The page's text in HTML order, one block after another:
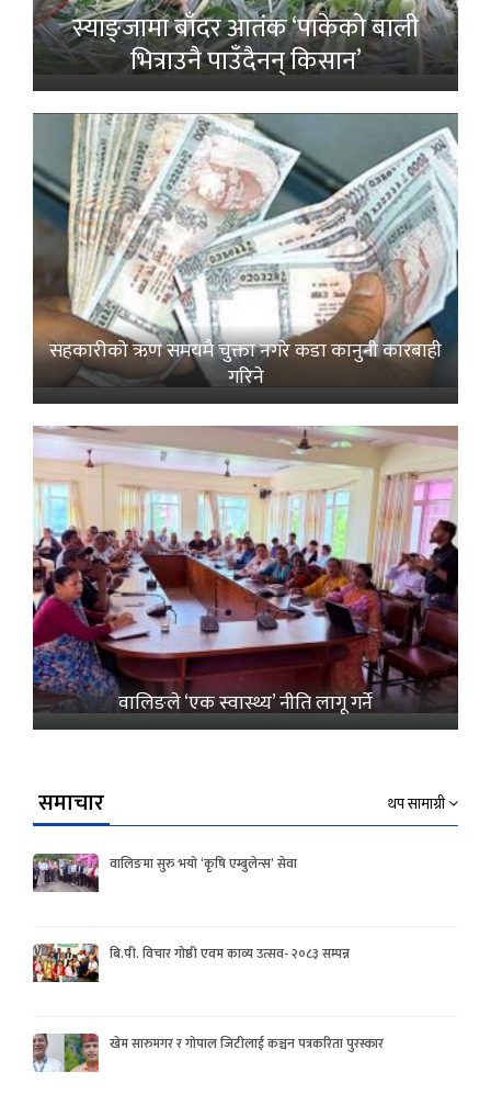
स्याङ्जामा बाँदर आतंक ‘पाकेको बाली
भित्राउनै पाउँदैनन् किसान’
सहकारीको ऋण समयमै चुक्ता नगरे कडा कानुनी कारबाही
गरिने
वालिङले ‘एक स्वास्थ्य’ नीति लागू गर्ने
समाचार थप सामाग्री
वालिङमा सुरु भयो ‘कृषि एम्बुलेन्स’ सेवा
बि.पी. विचार गोष्ठी एवम काव्य उत्सव- २०८३ सम्पन्न
खेम सारुमगर र गोपाल जिटीलाई कञ्चन पत्रकरिता पुरस्कार